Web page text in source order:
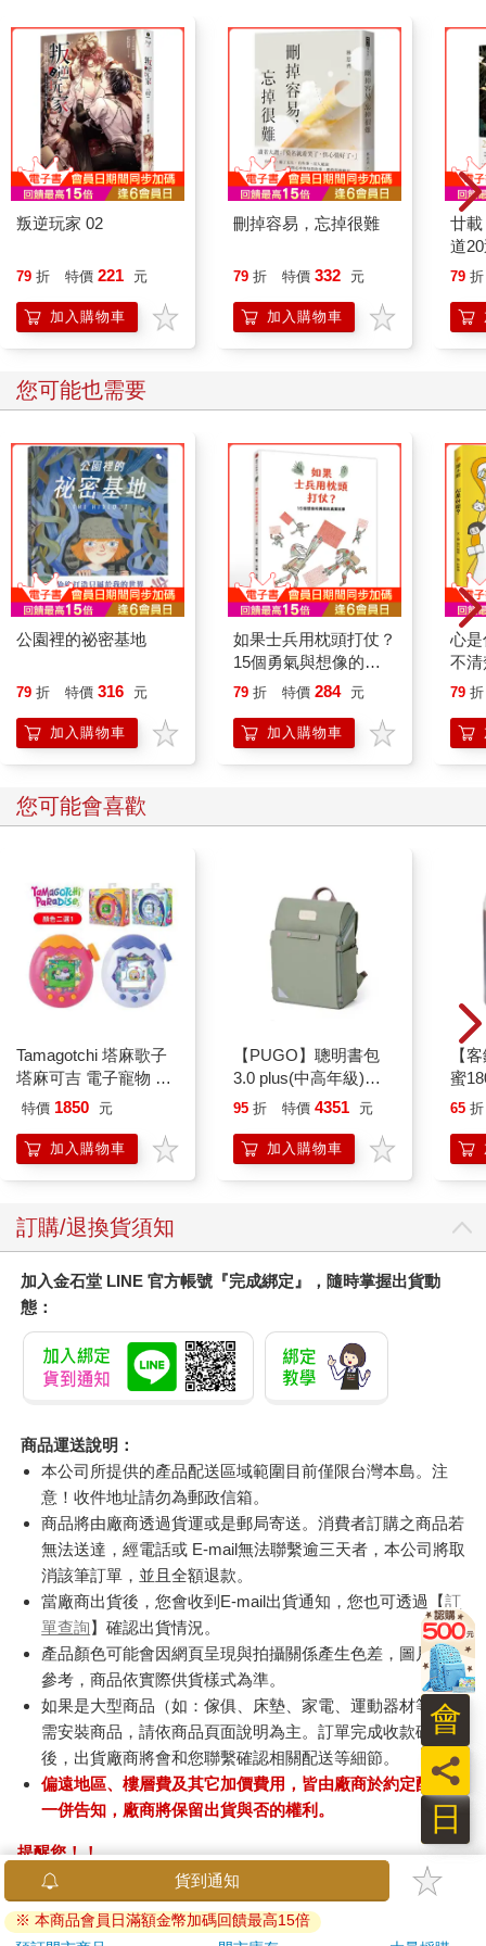
叛逆玩家 02
79 折 特價 221 元
加入購物車
刪掉容易，忘掉很難
79 折 特價 332 元
加入購物車
廿
道
79 折
您可能也需要
公園裡的祕密基地
79 折 特價 316 元
加入購物車
如果士兵用枕頭打仗？
15個勇氣與想像的真
實故事
79 折 特價 284 元
加入購物車
心
不
79 折
您可能會喜歡
Tamagotchi 塔麻歌子
塔麻可吉 電子寵物 樂
園系列（熱帶橙果／極
特價 1850 元
加入購物車
【PUGO】聰明書包
3.0 plus(中高年級)沙
綠 全新進化玩美上市
95 折 特價 4351 元
加入購物車
【
蜜
65 折
訂購/退換貨須知
加入金石堂 LINE 官方帳號『完成綁定』，隨時掌握出貨動
態：
商品運送說明：
本公司所提供的產品配送區域範圍目前僅限台灣本島。注
意！收件地址請勿為郵政信箱。
商品將由廠商透過貨運或是郵局寄送。消費者訂購之商品若
無法送達，經電話或 E-mail無法聯繫逾三天者，本公司將取
消該筆訂單，並且全額退款。
當廠商出貨後，您會收到E-mail出貨通知，您也可透過【訂
單查詢】確認出貨情況。
產品顏色可能會因網頁呈現與拍攝關係產生色差，圖片僅供
參考，商品依實際供貨樣式為準。
如果是大型商品（如：傢俱、床墊、家電、運動器材等）及
需安裝商品，請依商品頁面說明為主。訂單完成收款確認
後，出貨廠商將會和您聯繫確認相關配送等細節。
偏遠地區、樓層費及其它加價費用，皆由廠商於約定配送時
一併告知，廠商將保留出貨與否的權利。
提醒您！！
金石堂及銀行均不會請您操作ATM! 如接獲電話要求您前往
ATM提款機，請不要聽從指示，以免受騙上當！
日
員
會